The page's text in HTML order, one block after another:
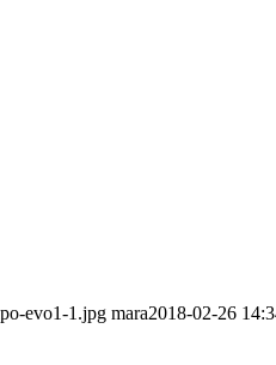
evo1-1.jpg mara2018-02-26